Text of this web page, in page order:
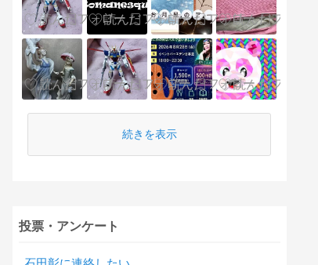
続きを表示
投票・アンケート